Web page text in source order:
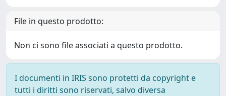
File in questo prodotto:
Non ci sono file associati a questo prodotto.
I documenti in IRIS sono protetti da copyright e
tutti i diritti sono riservati, salvo diversa